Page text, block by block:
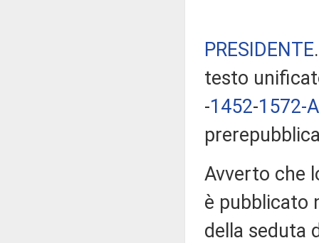
PRESIDENTE
testo
-1452​-1572-A
Avverto che
è pubblicato
della seduta